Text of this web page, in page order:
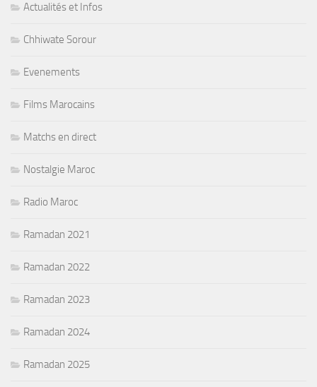
Actualités et Infos
Chhiwate Sorour
Evenements
Films Marocains
Matchs en direct
Nostalgie Maroc
Radio Maroc
Ramadan 2021
Ramadan 2022
Ramadan 2023
Ramadan 2024
Ramadan 2025